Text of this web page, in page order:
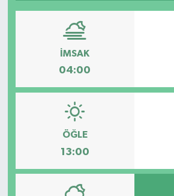
İMSAK
04:00
ÖĞLE
13:00
GAZİMAĞUSA
GİRNE
GÜNDEM
GÜNEY KIBRIS
İÇ HABERLER